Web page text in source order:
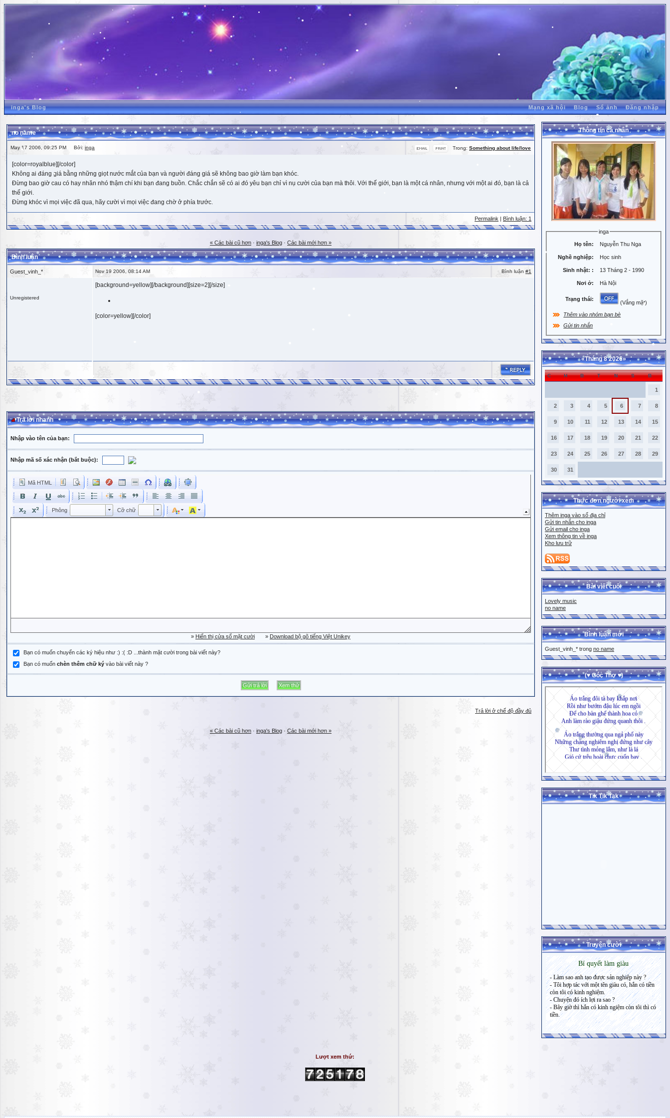
inga's Blog Mạng xã hội Blog Sổ ảnh Đăng nhập
no name
Trong: Something about life/love
May 17 2006, 09:25 PM Bởi: inga
[color=royalblue][/color]
Không ai đáng giá bằng những giọt nước mắt của bạn và người đáng giá sẽ không bao giờ làm bạn khóc.
Đừng bao giờ cau có hay nhăn nhó thậm chí khi bạn đang buồn. Chắc chắn sẽ có ai đó yêu bạn chỉ vì nụ cười của bạn mà thôi. Với thế giới, bạn là một cá nhân, nhưng với một ai đó, bạn là cả
thế giới.
Đừng khóc vì mọi việc đã qua, hãy cười vì mọi việc đang chờ ở phía trước.
Permalink Bình luận: 1
« Các bài cũ hơn · inga's Blog · Các bài mới hơn »
Bình luận
Guest_vinh_* Nov 19 2006, 08:14 AM Bình luận #1
Unregistered
[background=yellow][/background][size=2][/size]
[color=yellow][/color]
Trả lời nhanh
Nhập vào tên của bạn:
Nhập mã số xác nhận (bắt buộc):
Mã HTML
Phông Cỡ chữ Kích cỡ phông
» Hiển thị cửa sổ mặt cười » Download bộ gõ tiếng Việt Unikey
Bạn có muốn chuyển các ký hiệu như :) :( :D ...thành mặt cười trong bài viết này?
Bạn có muốn chèn thêm chữ ký vào bài viết này ?
Trả lời ở chế độ đầy đủ
« Các bài cũ hơn · inga's Blog · Các bài mới hơn »
Thông tin cá nhân
inga
Họ tên: Nguyễn Thu Nga
Nghề nghiệp: Học sinh
Sinh nhật: : 13 Tháng 2 - 1990
Nơi ở: Hà Nội
Trạng thái:
(Vắng mặt)
Thêm vào nhóm bạn bè
Gửi tin nhắn
«Tháng 8 2026»
C H B T N S B
1
2 3 4 5 6 7 8
9 10 11 12 13 14 15
16 17 18 19 20 21 22
23 24 25 26 27 28 29
30 31
Thực đơn người xem
Thêm inga vào sổ địa chỉ
Gửi tin nhắn cho inga
Gửi email cho inga
Xem thông tin về inga
Kho lưu trữ
Bài viết cuối
Lovely music
no name
Bình luận mới
Guest_vinh_* trong no name
(♥ Góc Thơ ♥)
Tik Tik Tak
Truyện cười
Lượt xem thứ: